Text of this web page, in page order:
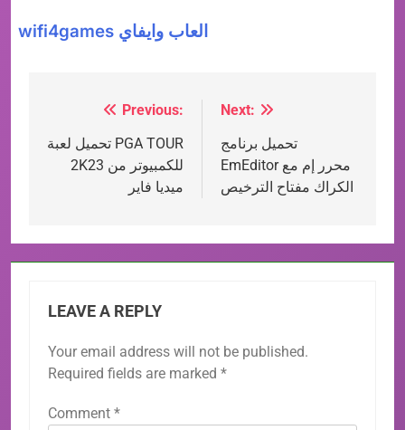
wifi4games العاب وايفاي
navigation
Previous:
تحميل لعبة PGA TOUR
2K23 للكمبيوتر من
ميديا فاير
Next:
تحميل برنامج
EmEditor محرر إم مع
الكراك مفتاح الترخيص
LEAVE A REPLY
Your email address will not be published.
Required fields are marked *
Comment *